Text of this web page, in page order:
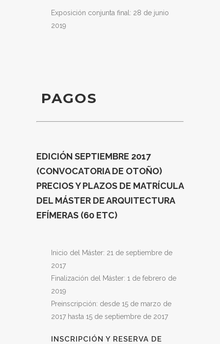
Exposición conjunta final: 28 de junio
2019
PAGOS
EDICIÓN SEPTIEMBRE 2017
(CONVOCATORIA DE OTOÑO)
PRECIOS Y PLAZOS DE MATRÍCULA
DEL MÁSTER DE ARQUITECTURA
EFÍMERAS (60 ETC)
Inicio del Máster: 21 de septiembre de
2017
Finalización del Máster: 1 de febrero de
2019
Preinscripción: desde 15 de marzo de
2017 hasta 15 de septiembre de 2017
INSCRIPCIÓN Y RESERVA DE